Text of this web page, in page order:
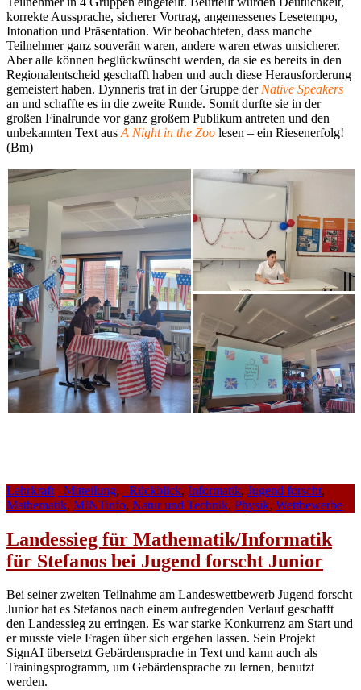
korrekte Aussprache, sicherer Vortrag, angemessenes Lesetempo,
Intonation und Präsentation. Wir beobachteten, dass manche
Teilnehmer ganz souverän waren, andere waren etwas unsicherer.
Aber alle können beglückwünscht werden, da sie es bereits in den
Regionalentscheid geschafft haben und auch diese Herausforderung
gemeistert haben. Dynneris trat in der Gruppe der Native Speakers
an und schaffte es in die zweite Runde. Somit durfte sie in der
großen Finalrunde vor ganz großem Publikum antreten und den
unbekannten Text aus A Night in the Zoo lesen – ein Riesenerfolg!
(Bm)
Lehrkraft _Mitteilung, _Rückblick, Informatik, Jugend forscht,
Mathematik, MINTinfo, Natur und Technik, Physik, Wettbewerbe
Landessieg für Mathematik/Informatik
für Stefanos bei Jugend forscht Junior
Bei seiner zweiten Teilnahme am Landeswettbewerb Jugend forscht
Junior hat es Stefanos nach einem aufregenden Verlauf geschafft
den Landessieg zu erringen. Es war starke Konkurrenz am Start und
er musste viele Fragen über sich ergehen lassen. Sein Projekt
SignAI übersetzt Gebärdensprache in Text und kann auch als
Trainingsprogramm, um Gebärdensprache zu lernen, benutzt
werden.